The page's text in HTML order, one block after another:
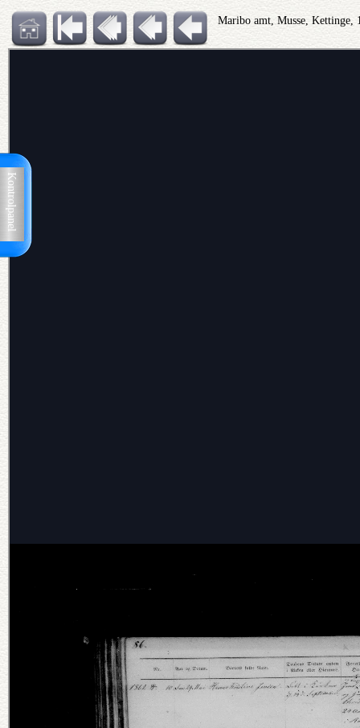
Kontrolpanel
Maribo amt, Musse,